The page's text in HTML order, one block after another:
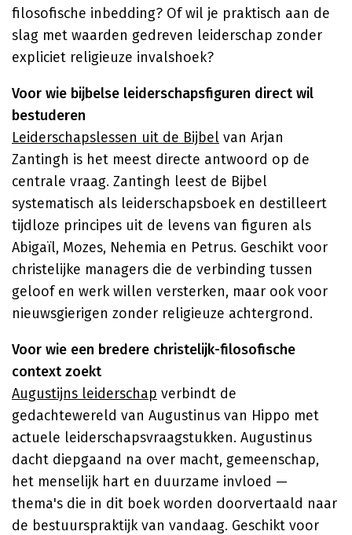
filosofische inbedding? Of wil je praktisch aan de
slag met waarden gedreven leiderschap zonder
expliciet religieuze invalshoek?
Voor wie bijbelse leiderschapsfiguren direct wil
bestuderen
Leiderschapslessen uit de Bijbel van Arjan
Zantingh is het meest directe antwoord op de
centrale vraag. Zantingh leest de Bijbel
systematisch als leiderschapsboek en destilleert
tijdloze principes uit de levens van figuren als
Abigaïl, Mozes, Nehemia en Petrus. Geschikt voor
christelijke managers die de verbinding tussen
geloof en werk willen versterken, maar ook voor
nieuwsgierigen zonder religieuze achtergrond.
Voor wie een bredere christelijk-filosofische
context zoekt
Augustijns leiderschap verbindt de
gedachtewereld van Augustinus van Hippo met
actuele leiderschapsvraagstukken. Augustinus
dacht diepgaand na over macht, gemeenschap,
het menselijk hart en duurzame invloed —
thema's die in dit boek worden doorvertaald naar
de bestuurspraktijk van vandaag. Geschikt voor